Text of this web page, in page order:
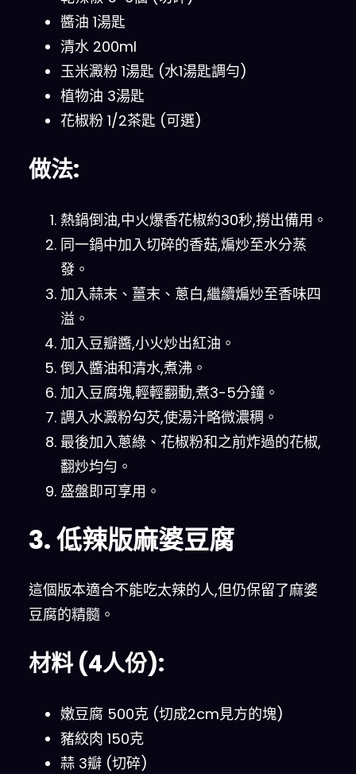
醬油 1湯匙
清水 200ml
玉米澱粉 1湯匙 (水1湯匙調勻)
植物油 3湯匙
花椒粉 1/2茶匙 (可選)
做法:
熱鍋倒油,中火爆香花椒約30秒,撈出備用。
同一鍋中加入切碎的香菇,煸炒至水分蒸
發。
加入蒜末、薑末、蔥白,繼續煸炒至香味四
溢。
加入豆瓣醬,小火炒出紅油。
倒入醬油和清水,煮沸。
加入豆腐塊,輕輕翻動,煮3-5分鐘。
調入水澱粉勾芡,使湯汁略微濃稠。
最後加入蔥綠、花椒粉和之前炸過的花椒,
翻炒均勻。
盛盤即可享用。
3. 低辣版麻婆豆腐
這個版本適合不能吃太辣的人,但仍保留了麻婆
豆腐的精髓。
材料 (4人份):
嫩豆腐 500克 (切成2cm見方的塊)
豬絞肉 150克
蒜 3瓣 (切碎)